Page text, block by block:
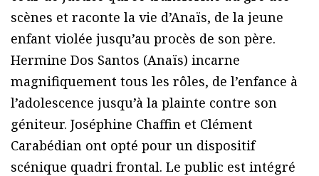
scènes et raconte la vie d’Anaïs, de la jeune
enfant violée jusqu’au procès de son père.
Hermine Dos Santos (Anaïs) incarne
magnifiquement tous les rôles, de l’enfance à
l’adolescence jusqu’à la plainte contre son
géniteur. Joséphine Chaffin et Clément
Carabédian ont opté pour un dispositif
scénique quadri frontal. Le public est intégré